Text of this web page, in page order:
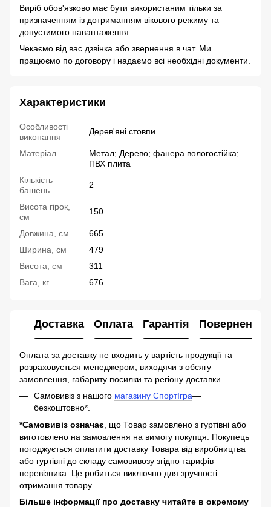
Виріб обов'язково має бути використаним тільки за
призначенням із дотриманням вікового режиму та
допустимого навантаження.
Чекаємо від вас дзвінка або звернення в чат. Ми
працюємо по договору і надаємо всі необхідні документи.
Характеристики
Особливості
виконання
Дерев'яні стовпи
Матеріал
Метал; Дерево; фанера вологостійка;
ПВХ плита
Кількість
башень
2
Висота гірок,
см
150
Довжина, см
665
Ширина, см
479
Висота, см
311
Вага, кг
676
Доставка Оплата Гарантія Повернення
Оплата за доставку не входить у вартість продукції та
розраховується менеджером, виходячи з обсягу
замовлення, габариту посилки та регіону доставки.
Самовивіз з нашого магазину СпортІгра—
безкоштовно*.
*Самовивіз означає , що Товар замовлено з гуртівні або
виготовлено на замовлення на вимогу покупця. Покупець
погоджується оплатити доставку Товара від виробництва
або гуртівні до складу самовивозу згідно тарифів
перевізника. Це робиться виключно для зручності
отримання товару.
Більше інформації про доставку читайте в окремому